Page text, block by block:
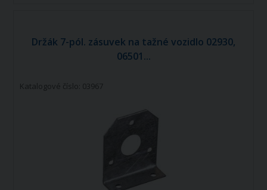
Držák 7-pól. zásuvek na tažné vozidlo 02930,
06501...
Katalogové číslo: 03967